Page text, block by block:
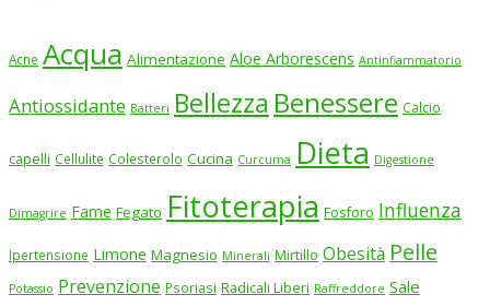
Acne Acqua Alimentazione Aloe Arborescens Antinfiammatorio
Antiossidante Batteri Bellezza Benessere Calcio
capelli Cellulite Colesterolo Cucina Curcuma Dieta Digestione
Dimagrire Fame Fegato Fitoterapia Fosforo Influenza
Ipertensione Limone Magnesio Minerali Mirtillo Obesità Pelle
Potassio Prevenzione Psoriasi Radicali Liberi Raffreddore Sale